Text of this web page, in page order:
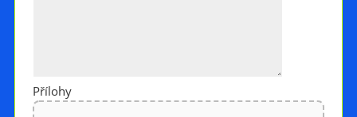
Přílohy